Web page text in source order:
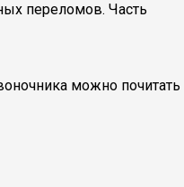
переломов. Часть
можно почитать